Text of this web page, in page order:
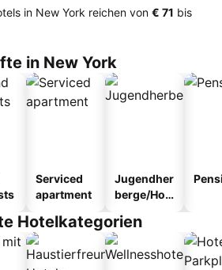
in New York reichen von ‎€ 71 bis
in New York
Serviced
apartment
Jugendher
berge/Hos
Hotelkategorien